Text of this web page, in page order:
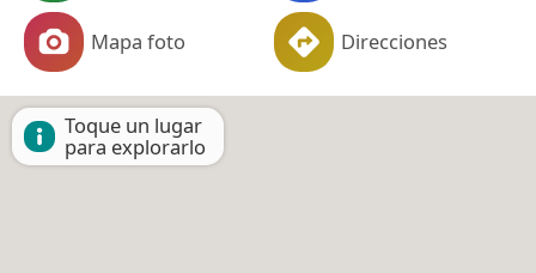
Mapa foto Direcciones
Toque un lugar
para explorarlo